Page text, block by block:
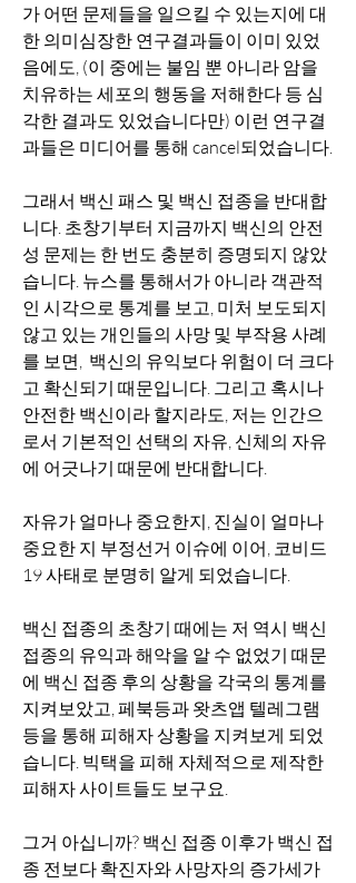
가 어떤 문제들을 일으킬 수 있는지에 대
한 의미심장한 연구결과들이 이미 있었
음에도, (이 중에는 불임 뿐 아니라 암을
치유하는 세포의 행동을 저해한다 등 심
각한 결과도 있었습니다만) 이런 연구결
그래서 백신 패스 및 백신 접종을 반대합
니다. 초창기부터 지금까지 백신의 안전
성 문제는 한 번도 충분히 증명되지 않았
습니다. 뉴스를 통해서가 아니라 객관적
인 시각으로 통계를 보고, 미처 보도되지
않고 있는 개인들의 사망 및 부작용 사례
를 보면,  백신의 유익보다 위험이 더 크다
고 확신되기 때문입니다. 그리고 혹시나
안전한 백신이라 할지라도, 저는 인간으
로서 기본적인 선택의 자유, 신체의 자유
에 어긋나기 때문에 반대합니다.
자유가 얼마나 중요한지, 진실이 얼마나
중요한 지 부정선거 이슈에 이어, 코비드
19 사태로 분명히 알게 되었습니다.
백신 접종의 초창기 때에는 저 역시 백신
접종의 유익과 해악을 알 수 없었기 때문
에 백신 접종 후의 상황을 각국의 통계를
지켜보았고, 페북등과 왓츠앱 텔레그램
등을 통해 피해자 상황을 지켜보게 되었
습니다. 빅택을 피해 자체적으로 제작한
피해자 사이트들도 보구요.
그거 아십니까? 백신 접종 이후가 백신 접
종 전보다 확진자와 사망자의 증가세가